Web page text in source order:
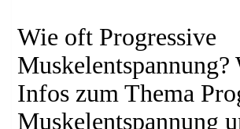
Wie oft Progressive
Muskelentspannung?
Infos zum Thema
Muskelentspannung